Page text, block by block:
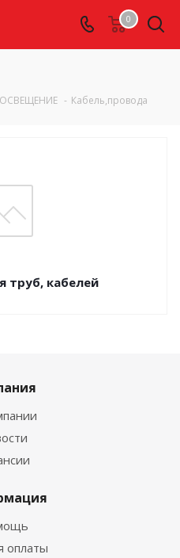
0
- Кабель,провода
труб, кабелей
оплаты